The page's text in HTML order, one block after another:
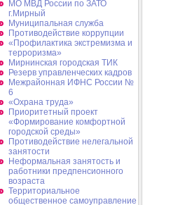
МО МВД России по ЗАТО
г.Мирный
Муниципальная cлужба
Противодействие коррупции
«Профилактика экстремизма и
терроризма»
Мирнинская городская ТИК
Резерв управленческих кадров
Межрайонная ИФНС России №
6
«Охрана труда»
Приоритетный проект
«Формирование комфортной
городской среды»
Противодействие нелегальной
занятости
Неформальная занятость и
работники предпенсионного
возраста
Территориальное
общественное самоуправление